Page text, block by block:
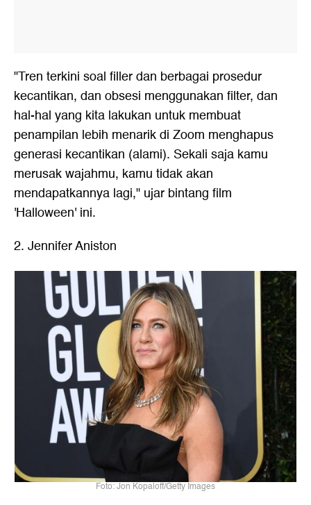
"Tren terkini soal filler dan berbagai prosedur
kecantikan, dan obsesi menggunakan filter, dan
hal-hal yang kita lakukan untuk membuat
penampilan lebih menarik di Zoom menghapus
generasi kecantikan (alami). Sekali saja kamu
merusak wajahmu, kamu tidak akan
mendapatkannya lagi," ujar bintang film
'Halloween' ini.
2. Jennifer Aniston
Foto: Jon Kopaloff/Getty Images